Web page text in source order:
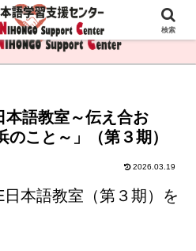
本語教室～伝え合お
こと～」（第３期）
2026.03.19
本語教室（第３期）を
検索